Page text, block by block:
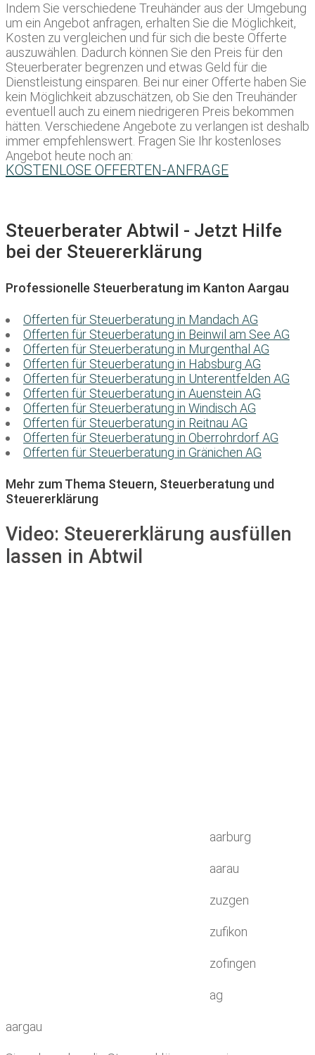
Indem Sie verschiedene Treuhänder aus der Umgebung
um ein Angebot anfragen, erhalten Sie die Möglichkeit,
Kosten zu vergleichen und für sich die beste Offerte
auszuwählen. Dadurch können Sie den Preis für den
Steuerberater begrenzen und etwas Geld für die
Dienstleistung einsparen. Bei nur einer Offerte haben Sie
kein Möglichkeit abzuschätzen, ob Sie den Treuhänder
eventuell auch zu einem niedrigeren Preis bekommen
hätten. Verschiedene Angebote zu verlangen ist deshalb
immer empfehlenswert. Fragen Sie Ihr kostenloses
Angebot heute noch an:
KOSTENLOSE OFFERTEN-ANFRAGE
Steuerberater Abtwil - Jetzt Hilfe
bei der Steuererklärung
Professionelle Steuerberatung im Kanton Aargau
Offerten für Steuerberatung in Mandach AG
Offerten für Steuerberatung in Beinwil am See AG
Offerten für Steuerberatung in Murgenthal AG
Offerten für Steuerberatung in Habsburg AG
Offerten für Steuerberatung in Unterentfelden AG
Offerten für Steuerberatung in Auenstein AG
Offerten für Steuerberatung in Windisch AG
Offerten für Steuerberatung in Reitnau AG
Offerten für Steuerberatung in Oberrohrdorf AG
Offerten für Steuerberatung in Gränichen AG
Mehr zum Thema Steuern, Steuerberatung und
Steuererklärung
Video: Steuererklärung ausfüllen
lassen in Abtwil
aarburg
aarau
zuzgen
zufikon
zofingen
ag
aargau